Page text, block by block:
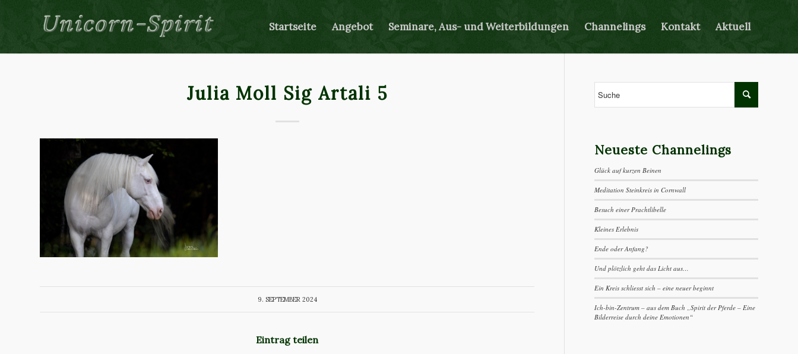
Startseite Angebot Seminare, Aus- und Weiterbildungen Channelings Kontakt Aktuell
Julia Moll Sig Artali 5
9. SEPTEMBER 2024
Eintrag teilen
Neueste Channelings
Glück auf kurzen Beinen
Meditation Steinkreis in Cornwall
Besuch einer Prachtlibelle
Kleines Erlebnis
Ende oder Anfang?
Und plötzlich geht das Licht aus…
Ein Kreis schliesst sich – eine neuer beginnt
Ich-bin-Zentrum – aus dem Buch „Spirit der Pferde – Eine
Bilderreise durch deine Emotionen“